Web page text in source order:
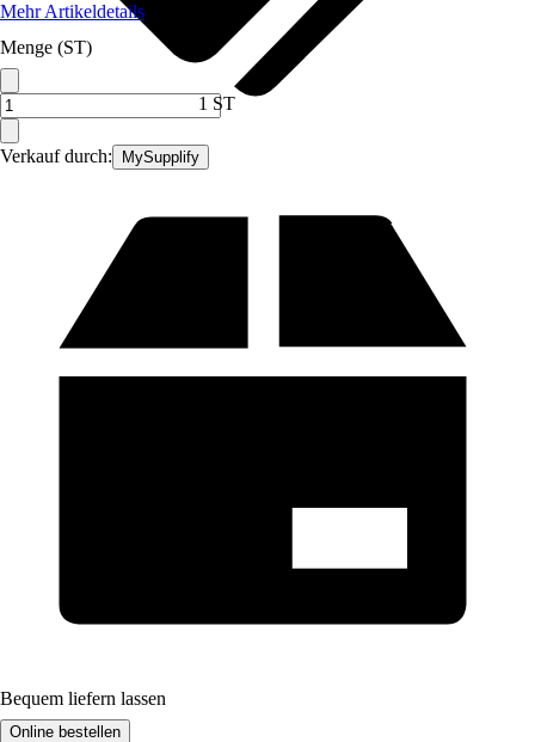
Verkauf durch: MySupplify
Mehr Artikeldetails
Menge (ST)
1 ST
Bequem liefern lassen
Online bestellen